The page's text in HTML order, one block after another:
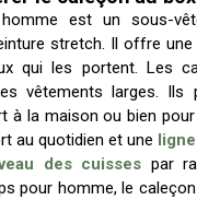
est un sous-
stretch. Il offre une
qui les portent. Les
vêtements larges. Ils
à la maison ou bien
au quotidien et une
des cuisses par
pour homme, le